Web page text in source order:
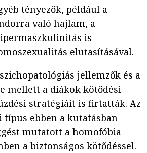
tényezők, például a
való hajlam, a
is
elutasításával.
jellemzők és a
mellett a diákok kötődési
stratégiáit is firtatták. Az
ebben a kutatásban
mutatott a homofóbia
a biztonságos kötődéssel.